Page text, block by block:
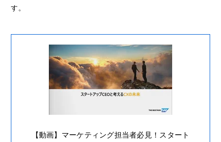
す。
【動画】マーケティング担当者必見！スタート